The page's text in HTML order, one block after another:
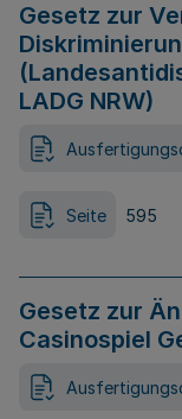
Gesetz zur
LADG NRW)
Seite 595
Gesetz zur
Casinospiel